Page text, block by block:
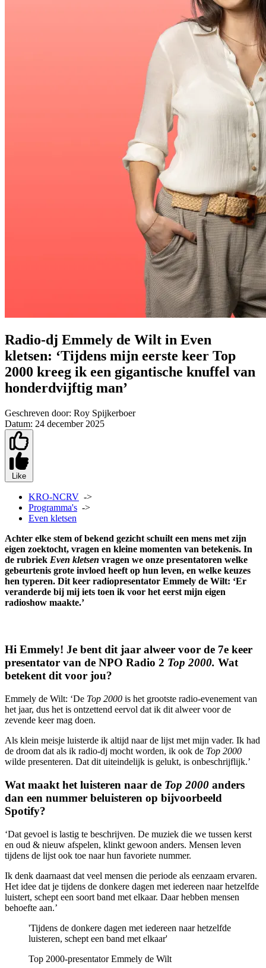
Radio-dj Emmely de Wilt in Even
kletsen: ‘Tijdens mijn eerste keer Top
2000 kreeg ik een gigantische knuffel van
honderdvijftig man’
Geschreven door: Roy Spijkerboer
Datum: 24 december 2025
Like
KRO-NCRV ->
Programma's ->
Even kletsen
Achter elke stem of bekend gezicht schuilt een mens met zijn
eigen zoektocht, vragen en kleine momenten van betekenis. In
de rubriek Even kletsen vragen we onze presentatoren welke
gebeurtenis grote invloed heeft op hun leven, en welke keuzes
hen typeren. Dit keer radiopresentator Emmely de Wilt: ‘Er
veranderde bij mij iets toen ik voor het eerst mijn eigen
radioshow maakte.’
Hi Emmely! Je bent dit jaar alweer voor de 7e keer
presentator van de NPO Radio 2 Top 2000. Wat
betekent dit voor jou?
Emmely de Wilt: ‘De Top 2000 is het grootste radio-evenement van
het jaar, dus het is ontzettend eervol dat ik dit alweer voor de
zevende keer mag doen.
Als klein meisje luisterde ik altijd naar de lijst met mijn vader. Ik had
de droom dat als ik radio-dj mocht worden, ik ook de Top 2000
wilde presenteren. Dat dit uiteindelijk is gelukt, is onbeschrijflijk.’
Wat maakt het luisteren naar de Top 2000 anders
dan een nummer beluisteren op bijvoorbeeld
Spotify?
‘Dat gevoel is lastig te beschrijven. De muziek die we tussen kerst
en oud & nieuw afspelen, klinkt gewoon anders. Mensen leven
tijdens de lijst ook toe naar hun favoriete nummer.
Ik denk daarnaast dat veel mensen die periode als eenzaam ervaren.
Het idee dat je tijdens de donkere dagen met iedereen naar hetzelfde
luistert, schept een soort band met elkaar. Daar hebben mensen
behoefte aan.’
'Tijdens de donkere dagen met iedereen naar hetzelfde
luisteren, schept een band met elkaar'
Top 2000-presentator Emmely de Wilt